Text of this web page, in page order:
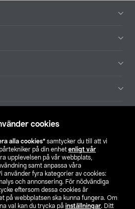
cookies
alla cookies” samtycker du till att vi
på din enhet enligt vår
upplevelsen på vår webbplats,
samt anpassa våra
använder fyra kategorier av cookies:
och annonsering. För nödvändiga
eftersom dessa cookies är
på webbplatsen ska kunna fungera. Om
val kan du trycka på inställningar. Ditt
Hitta butik
NO FI